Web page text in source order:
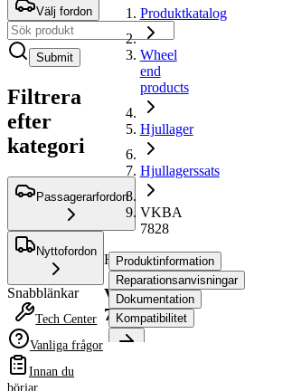
Välj fordon
Submit
Filtrera
efter
kategori
Passagerarfordon
Nyttofordon
Snabblänkar
Tech Center
Vanliga frågor
Innan du
börjar
Produktkatalog
Wheel
end
products
Hjullager
Hjullagerssats
VKBA
7828
Hjullagerssats
VKBA
7828
Produktinformation
Reparationsanvisningar
Dokumentation
Kompatibilitet